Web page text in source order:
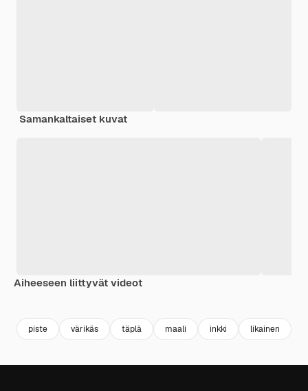
Samankaltaiset kuvat
Aiheeseen liittyvät videot
piste värikäs täplä maali inkki likainen